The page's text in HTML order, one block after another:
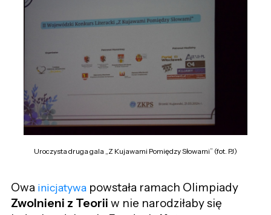
Uroczysta druga gala „Z Kujawami Pomiędzy Słowami” (fot. PJ)
Owa inicjatywapowstała ramach Olimpiady
Zwolnieni z Teorii w nie narodziłaby się